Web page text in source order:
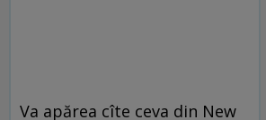
Va apărea cîte ceva din New